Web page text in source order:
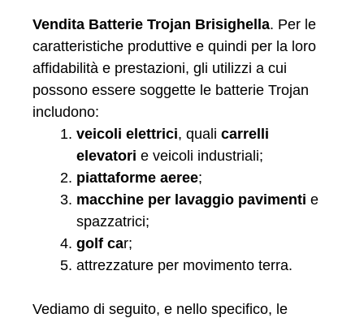
Vendita Batterie Trojan Brisighella. Per le
caratteristiche produttive e quindi per la loro
affidabilità e prestazioni, gli utilizzi a cui
possono essere soggette le batterie Trojan
includono:
veicoli elettrici, quali carrelli
elevatori e veicoli industriali;
piattaforme aeree;
macchine per lavaggio pavimenti e
spazzatrici;
golf car;
attrezzature per movimento terra.
Vediamo di seguito, e nello specifico, le